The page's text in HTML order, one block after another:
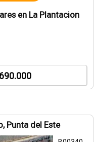
en La Plantacion
690.000
Punta del Este